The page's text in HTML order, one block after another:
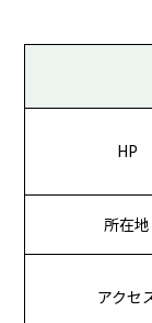
HP
所在地
アクセ